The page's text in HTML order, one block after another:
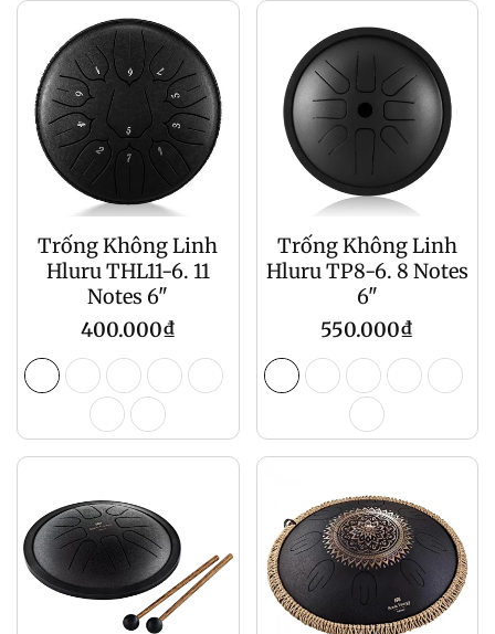
Trống Không Linh
Hluru THL11-6. 11
Notes 6"
Giá
gốc
400.000₫
Trống Không Linh
Hluru TP8-6. 8 Notes
6"
Giá
gốc
550.000₫